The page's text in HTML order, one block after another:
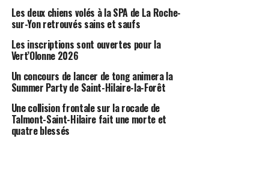
Les deux chiens volés à la SPA de La Roche-
sur-Yon retrouvés sains et saufs
Les inscriptions sont ouvertes pour la
Vert’Olonne 2026
Un concours de lancer de tong animera la
Summer Party de Saint-Hilaire-la-Forêt
Une collision frontale sur la rocade de
Talmont-Saint-Hilaire fait une morte et
quatre blessés